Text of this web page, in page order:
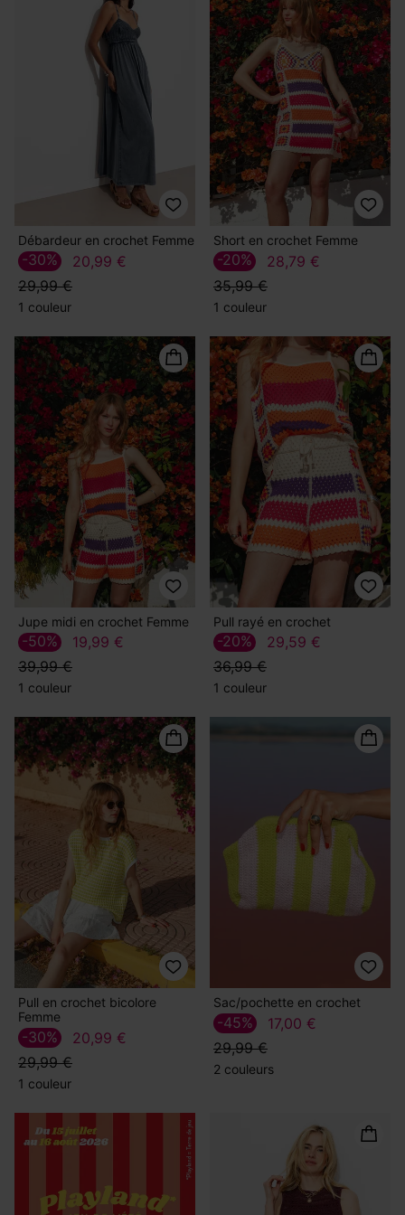
Débardeur en crochet Femme
20,99 €
29,99 €
-30%
1 couleur
Short en crochet Femme
28,79 €
35,99 €
-20%
1 couleur
Jupe midi en crochet Femme
19,99 €
39,99 €
-50%
1 couleur
Pull rayé en crochet
29,59 €
36,99 €
-20%
1 couleur
Pull en crochet bicolore
Femme
20,99 €
29,99 €
-30%
1 couleur
Sac/pochette en crochet
17,00 €
29,99 €
-45%
2 couleurs